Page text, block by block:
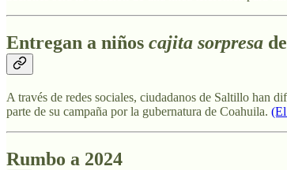
Entregan a niños cajita sorpresa
A través de redes sociales, ciudadanos de Saltillo han
parte de su campaña por la gubernatura de Coahuila.
Rumbo a 2024